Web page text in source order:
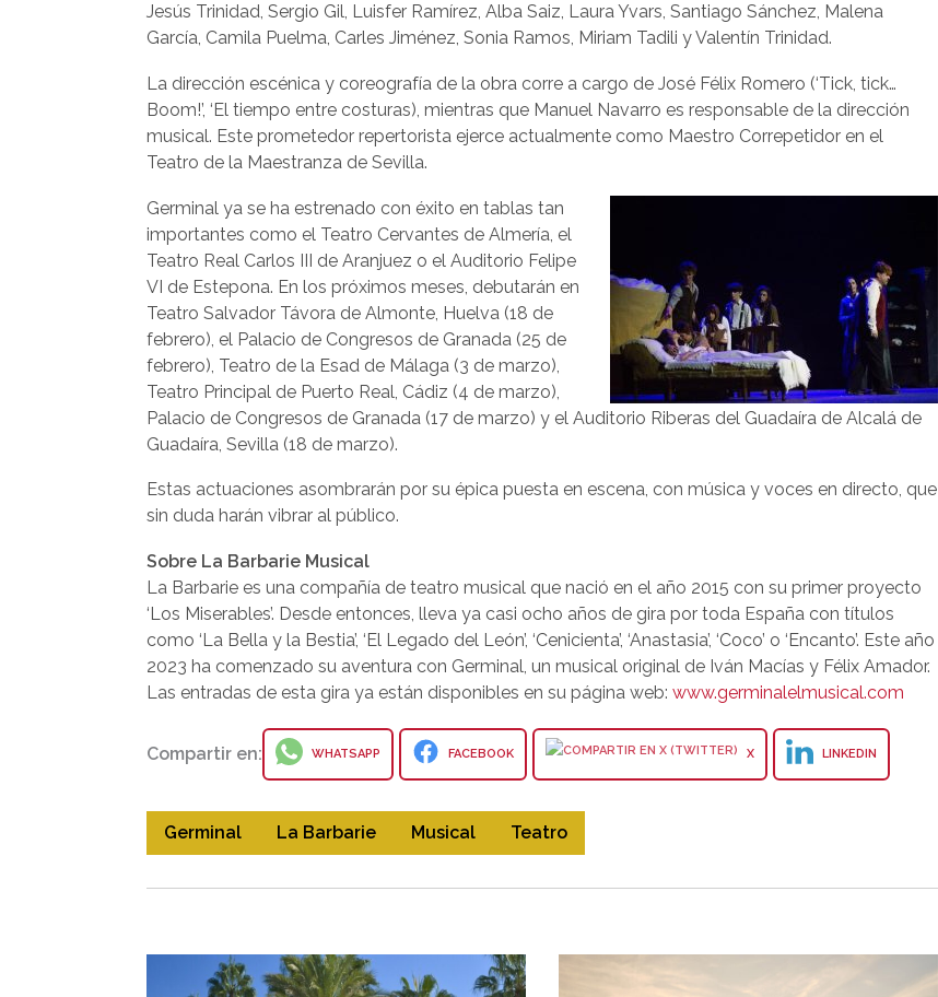
Jesús Trinidad, Sergio Gil, Luisfer Ramírez, Alba Saiz, Laura Yvars, Santiago Sánchez, Malena
García, Camila Puelma, Carles Jiménez, Sonia Ramos, Miriam Tadili y Valentín Trinidad.
La dirección escénica y coreografía de la obra corre a cargo de José Félix Romero (‘Tick, tick…
Boom!’, ‘El tiempo entre costuras), mientras que Manuel Navarro es responsable de la dirección
musical. Este prometedor repertorista ejerce actualmente como Maestro Correpetidor en el
Teatro de la Maestranza de Sevilla.
Germinal ya se ha estrenado con éxito en tablas tan
importantes como el Teatro Cervantes de Almería, el
Teatro Real Carlos III de Aranjuez o el Auditorio Felipe
VI de Estepona. En los próximos meses, debutarán en
Teatro Salvador Távora de Almonte, Huelva (18 de
febrero), el Palacio de Congresos de Granada (25 de
febrero), Teatro de la Esad de Málaga (3 de marzo),
Teatro Principal de Puerto Real, Cádiz (4 de marzo),
Palacio de Congresos de Granada (17 de marzo) y el Auditorio Riberas del Guadaíra de Alcalá de
Guadaíra, Sevilla (18 de marzo).
Estas actuaciones asombrarán por su épica puesta en escena, con música y voces en directo, que
sin duda harán vibrar al público.
Sobre La Barbarie Musical
La Barbarie es una compañía de teatro musical que nació en el año 2015 con su primer proyecto
‘Los Miserables’. Desde entonces, lleva ya casi ocho años de gira por toda España con títulos
como ‘La Bella y la Bestia’, ‘El Legado del León’, ‘Cenicienta’, ‘Anastasia’, ‘Coco’ o ‘Encanto’. Este año
2023 ha comenzado su aventura con Germinal, un musical original de Iván Macías y Félix Amador.
Las entradas de esta gira ya están disponibles en su página web: www.germinalelmusical.com
Compartir en: WHATSAPP FACEBOOK X LINKEDIN
Germinal La Barbarie Musical Teatro